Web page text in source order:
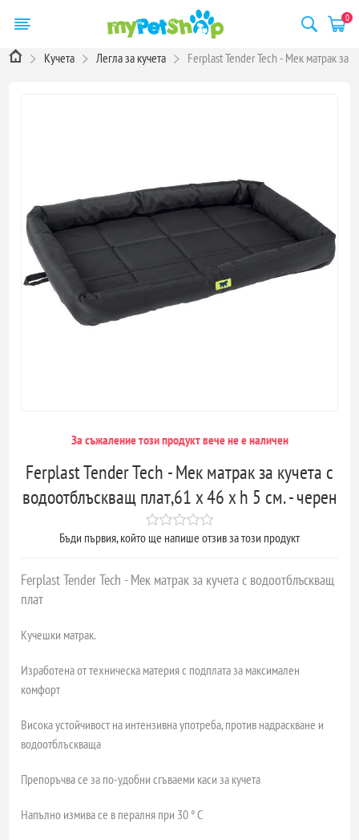
0
Кучета Легла за кучета Ferplast Tender Tech - Мек матрак за
За съжаление този продукт вече не е наличен
Ferplast Tender Tech - Мек матрак за кучета с
водоотблъскващ плат,61 x 46 x h 5 см. - черен
Бъди първия, който ще напише отзив за този продукт
Ferplast Tender Tech - Мек матрак за кучета с водоотблъскващ
плат
Кучешки матрак.
Изработена от техническа материя с подплата за максимален
комфорт
Висока устойчивост на интензивна употреба, против надраскване и
водоотблъскваща
Препоръчва се за по-удобни сгъваеми каси за кучета
Напълно измива се в пералня при 30 ° C